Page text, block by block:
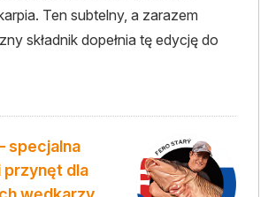
Ten subtelny, a zarazem
składnik dopełnia tę edycję do
specjalna
przynęt dla